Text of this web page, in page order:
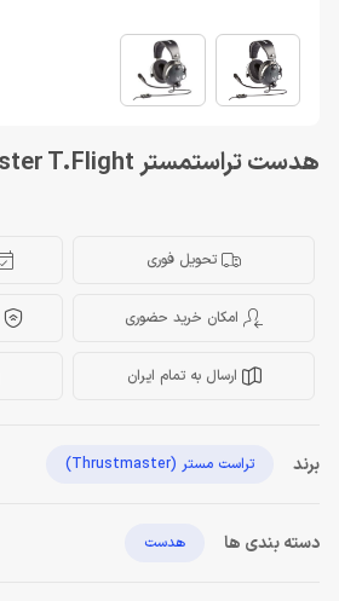
هدست تراستمستر Thrustmaster T.Flight
تحویل فوری
امکان خرید حضوری
ارسال به تمام ایران
برند تراست مستر (Thrustmaster)
دسته بندی ها هدست